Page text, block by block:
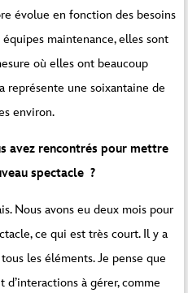
évolue en fonction des besoins
maintenance, elles sont
où elles ont beaucoup
représente une soixantaine de
environ.
avez rencontrés pour mettre
spectacle ?
Nous avons eu deux mois pour
ce qui est très court. Il y a
les éléments. Je pense que
d’interactions à gérer, comme